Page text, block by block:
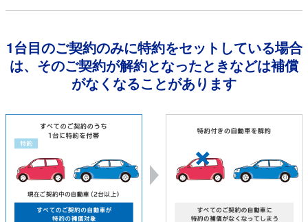
1台目のご契約のみに特約をセットしている場合
は、そのご契約が解約となったときなどは補償
がなくなることがあります